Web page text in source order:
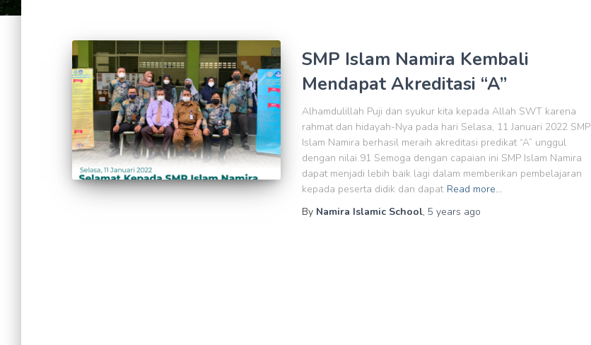
SMP Islam Namira Kembali
Mendapat Akreditasi “A”
Alhamdulillah Puji dan syukur kita kepada Allah SWT karena
rahmat dan hidayah-Nya pada hari Selasa, 11 Januari 2022 SMP
Islam Namira berhasil meraih akreditasi predikat “A” unggul
dengan nilai 91 Semoga dengan capaian ini SMP Islam Namira
dapat menjadi lebih baik lagi dalam memberikan pembelajaran
kepada peserta didik dan dapat Read more…
By Namira Islamic School, 5 years ago